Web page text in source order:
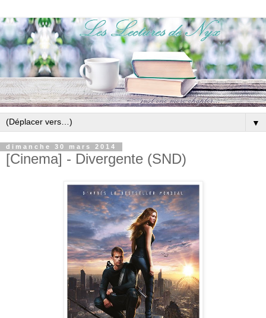
▼
dimanche 30 mars 2014
[Cinema] - Divergente (SND)